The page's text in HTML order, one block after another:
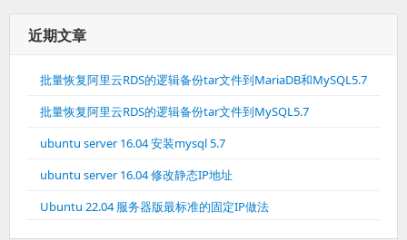
近期文章
批量恢复阿里云RDS的逻辑备份tar文件到MariaDB和MySQL5.7
批量恢复阿里云RDS的逻辑备份tar文件到MySQL5.7
ubuntu server 16.04 安装mysql 5.7
ubuntu server 16.04 修改静态IP地址
Ubuntu 22.04 服务器版最标准的固定IP做法